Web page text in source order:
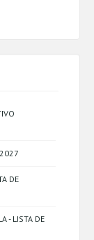
DE
- LISTA DE